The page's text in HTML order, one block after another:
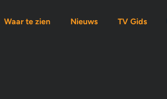
Waar te zien Nieuws TV Gids